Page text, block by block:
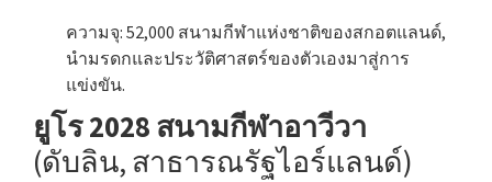
ความจุ: 52,000 สนามกีฬาแห่งชาติของสกอตแลนด์,
นำมรดกและประวัติศาสตร์ของตัวเองมาสู่การ
แข่งขัน.
ยูโร 2028 สนามกีฬาอาวีวา
(ดับลิน, สาธารณรัฐไอร์แลนด์)